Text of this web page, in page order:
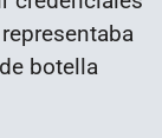
botella